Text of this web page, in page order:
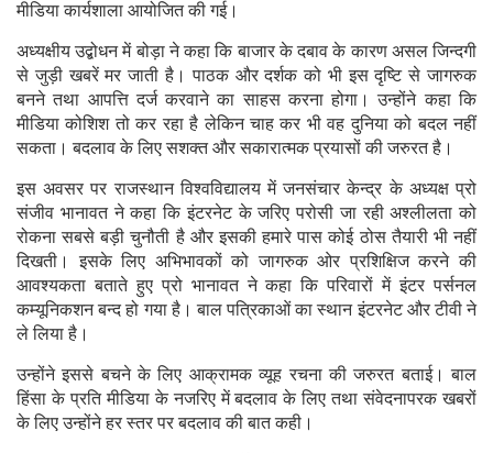
मीडिया कार्यशाला आयोजित की गई।
अध्‍यक्षीय उद्बोधन में बोड़ा ने कहा कि बाजार के दबाव के कारण असल जिन्‍दगी
से जुड़ी खबरें मर जाती है। पाठक और दर्शक को भी इस दृष्टि से जागरुक
बनने तथा आपत्ति दर्ज करवाने का साहस करना होगा। उन्‍होंने कहा कि
मीडिया कोशिश तो कर रहा है लेकिन चाह कर भी वह दुनिया को बदल नहीं
सकता। बदलाव के लिए सशक्‍त और सकारात्‍मक प्रयासों की जरुरत है।
इस अवसर पर राजस्‍थान विश्‍वविद्यालय में जनसंचार केन्‍द्र के अध्‍यक्ष प्रो
संजीव भानावत ने कहा कि इंटरनेट के जरिए परोसी जा रही अश्‍लीलता को
रोकना सबसे बड़ी चुनौती है और इसकी हमारे पास कोई ठोस तैयारी भी नहीं
दिखती। इसके लिए अभिभावकों को जागरुक ओर प्रशिक्षिज करने की
आवश्‍यकता बताते हुए प्रो भानावत ने कहा कि परिवारों में इंटर पर्सनल
कम्‍यूनिकशन बन्‍द हो गया है। बाल पत्रिकाओं का स्‍थान इंटरनेट और टीवी ने
ले लिया है।
उन्‍होंने इससे बचने के लिए आक्रामक व्‍यूह रचना की जरुरत बताई। बाल
हिंसा के प्रति मीडिया के नजरिए में बदलाव के लिए तथा संवेदनापरक खबरों
के लिए उन्‍होंने हर स्‍तर पर बदलाव की बात कही।